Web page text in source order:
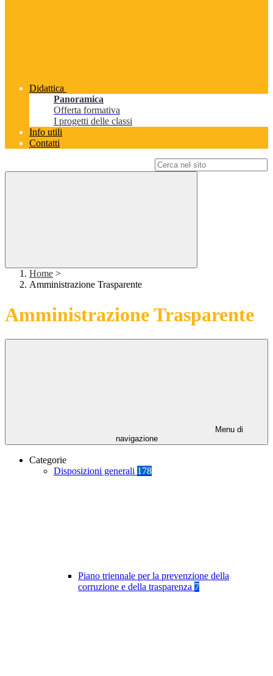
Didattica
Panoramica
Offerta formativa
I progetti delle classi
Info utili
Contatti
Home >
Amministrazione Trasparente
Amministrazione Trasparente
Menu di
navigazione
Categorie
Disposizioni generali 178
Piano triennale per la prevenzione della
corruzione e della trasparenza 7